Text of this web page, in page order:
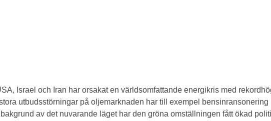
Israel och Iran har orsakat en världsomfattande energikris med
utbudsstörningar på oljemarknaden har till exempel bensinransonering
av det nuvarande läget har den gröna omställningen fått ökad